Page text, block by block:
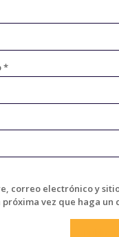
*
correo electrónico y
vez que haga un